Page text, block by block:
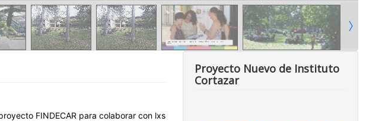
FINDECAR para colaborar con lxs
Proyecto Nuevo de Instituto
Cortazar